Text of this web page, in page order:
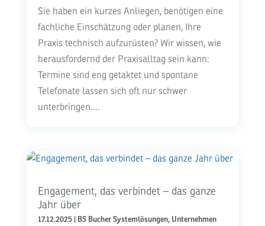
Sie haben ein kurzes Anliegen, benötigen eine
fachliche Einschätzung oder planen, Ihre
Praxis technisch aufzurüsten? Wir wissen, wie
herausfordernd der Praxisalltag sein kann:
Termine sind eng getaktet und spontane
Telefonate lassen sich oft nur schwer
unterbringen....
Engagement, das verbindet – das ganze
Jahr über
17.12.2025| BS Bucher Systemlösungen, Unternehmen